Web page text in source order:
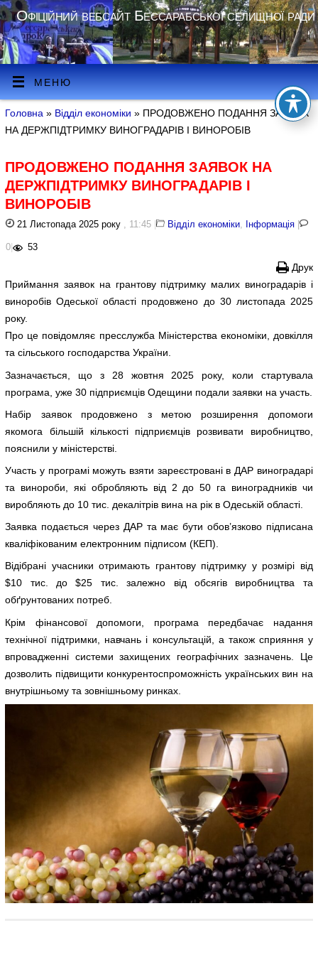
Офіційний вебсайт Бессарабської селищної ради
МЕНЮ
Головна » Відділ економіки » ПРОДОВЖЕНО ПОДАННЯ ЗАЯВОК
НА ДЕРЖПІДТРИМКУ ВИНОГРАДАРІВ І ВИНОРОБІВ
ПРОДОВЖЕНО ПОДАННЯ ЗАЯВОК НА
ДЕРЖПІДТРИМКУ ВИНОГРАДАРІВ І
ВИНОРОБІВ
21 Листопада 2025 року , 11:45 | Відділ економіки, Інформація |
0 | 53
Друк
Приймання заявок на грантову підтримку малих виноградарів і
виноробів Одеської області продовжено до 30 листопада 2025
року.
Про це повідомляє пресслужба Міністерства економіки, довкілля
та сільського господарства України.
Зазначається, що з 28 жовтня 2025 року, коли стартувала
програма, уже 30 підприємців Одещини подали заявки на участь.
Набір заявок продовжено з метою розширення допомоги
якомога більшій кількості підприємців розвивати виробництво,
пояснили у міністерстві.
Участь у програмі можуть взяти зареєстровані в ДАР виноградарі
та винороби, які обробляють від 2 до 50 га виноградників чи
виробляють до 10 тис. декалітрів вина на рік в Одеській області.
Заявка подається через ДАР та має бути обов’язково підписана
кваліфікованим електронним підписом (КЕП).
Відібрані учасники отримають грантову підтримку у розмірі від
$10 тис. до $25 тис. залежно від обсягів виробництва та
обґрунтованих потреб.
Крім фінансової допомоги, програма передбачає надання
технічної підтримки, навчань і консультацій, а також сприяння у
впровадженні системи захищених географічних зазначень. Це
дозволить підвищити конкурентоспроможність українських вин на
внутрішньому та зовнішньому ринках.